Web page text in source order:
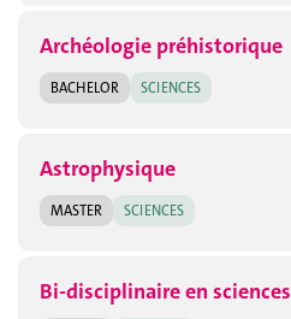
Archéologie préhistorique
BACHELOR SCIENCES
Astrophysique
MASTER SCIENCES
Bi-disciplinaire en sciences